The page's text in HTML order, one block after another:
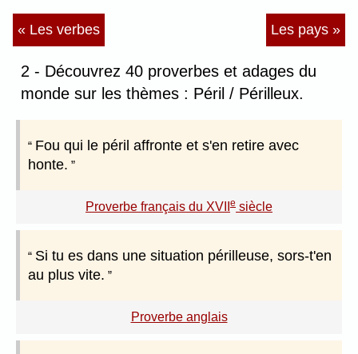
« Les verbes Les pays »
2 - Découvrez 40 proverbes et adages du
monde sur les thèmes : Péril / Périlleux.
Fou qui le péril affronte et s'en retire avec
honte.
Proverbe français du XVII e siècle
Si tu es dans une situation périlleuse, sors-t'en
au plus vite.
Proverbe anglais